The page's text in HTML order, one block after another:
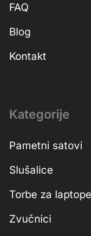
FAQ
Blog
Kontakt
Kategorije
Pametni satovi
Slušalice
Torbe za laptope
Zvučnici